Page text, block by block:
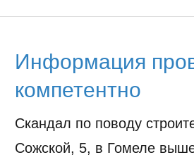
Информация
компетентно
Скандал по поводу
Сожской, 5, в Гомеле